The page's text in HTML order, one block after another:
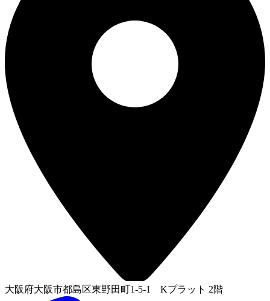
大阪府大阪市都島区東野田町1-5-1 Kプラット 2階